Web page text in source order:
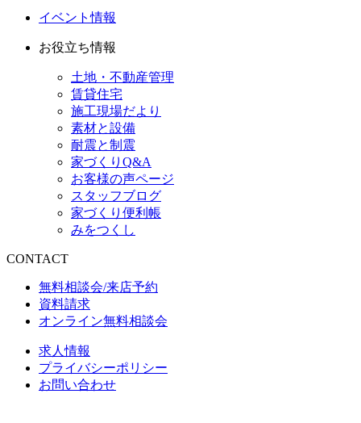
イベント情報
お役立ち情報
土地・不動産管理
賃貸住宅
施工現場だより
素材と設備
耐震と制震
家づくりQ&A
お客様の声ページ
スタッフブログ
家づくり便利帳
みをつくし
CONTACT
無料相談会/来店予約
資料請求
オンライン無料相談会
求人情報
プライバシーポリシー
お問い合わせ